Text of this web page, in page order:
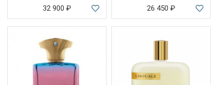
32 900 ₽ 26 450 ₽